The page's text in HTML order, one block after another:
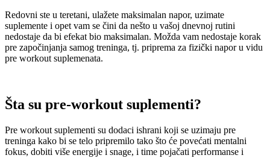
Redovni ste u teretani, ulažete maksimalan napor, uzimate
suplemente i opet vam se čini da nešto u vašoj dnevnoj rutini
nedostaje da bi efekat bio maksimalan. Možda vam nedostaje korak
pre započinjanja samog treninga, tj. priprema za fizički napor u vidu
pre workout suplemenata.
Šta su pre-workout suplementi?
Pre workout suplementi su dodaci ishrani koji se uzimaju pre
treninga kako bi se telo pripremilo tako što će povećati mentalni
fokus, dobiti više energije i snage, i time pojačati performanse i